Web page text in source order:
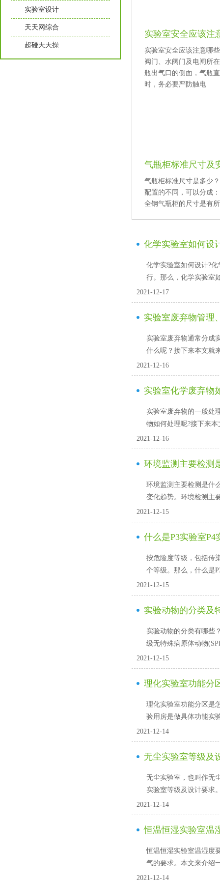
实验室设计
天天网综合
超碰天天操
实验室安全应该注
实验室安全应该注意哪些
阀门、水阀门及电闸所
瓶出气口的侧面，气瓶
时，务必要严防触电
气瓶柜标准尺寸及
气瓶柜标准尺寸是多少
配置的不同，可以分成
全钢气瓶柜的尺寸是有所区
化学实验室如何设计
化学实验室如何设计?化
行。那么，化学实
2021-12-17
实验室废弃物管理
实验室废弃物通常分成实
什么呢？接下来本文就
2021-12-16
实验室化学废弃物
实验室废弃物的一般处理原
物如何处理呢?接下来本
2021-12-16
环境监测主要检测
环境监测主要检测是什么
变化趋势。环境检测主
2021-12-15
什么是P3实验室P4
按危险度等级，包
个等级。那么，
2021-12-15
实验动物的分类及
实验动物的分类有哪些
级无特殊病原体动物
2021-12-15
理化实验室功能分
理化实验室功能分区是怎么
验用房是做具体功能实验
2021-12-14
无尘实验室等级及
无尘实验室，也叫作
实验室等级及设计要求
2021-12-14
恒温恒湿实验室温
恒温恒湿实验室温湿度要
气的要求。本文来介
2021-12-14